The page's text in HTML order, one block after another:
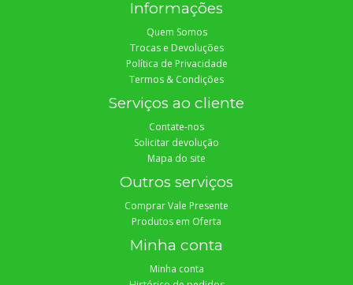
Informações
Quem Somos
Trocas e Devoluções
Política de Privacidade
Termos & Condições
Serviços ao cliente
Contate-nos
Solicitar devolução
Mapa do site
Outros serviços
Comprar Vale Presente
Produtos em Oferta
Minha conta
Minha conta